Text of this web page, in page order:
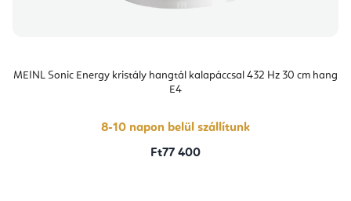
MEINL Sonic Energy kristály hangtál kalapáccsal 432 Hz 30 cm hang
E4
8-10 napon belül szállítunk
Ft77 400